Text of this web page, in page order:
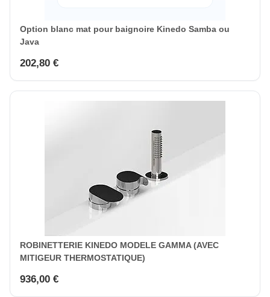
Option blanc mat pour baignoire Kinedo Samba ou
Java
202,80 €
ROBINETTERIE KINEDO MODELE GAMMA (AVEC
MITIGEUR THERMOSTATIQUE)
936,00 €